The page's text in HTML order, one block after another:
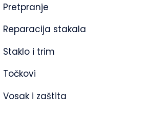
Pretpranje
Reparacija stakala
Staklo i trim
Točkovi
Vosak i zaštita